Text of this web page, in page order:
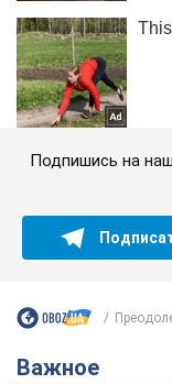
Подпишись на
Важное